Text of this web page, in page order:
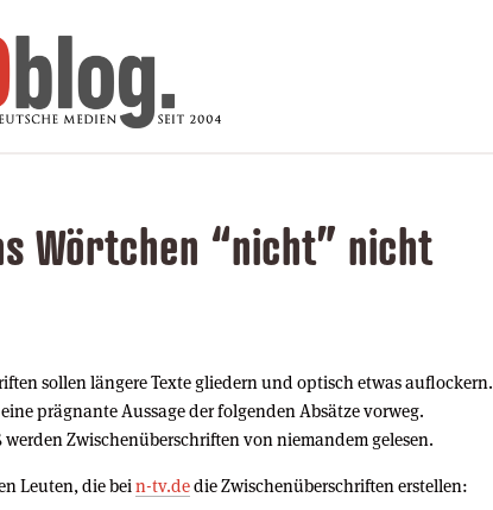
Wörtchen “nicht” nicht
sollen längere Texte gliedern und optisch etwas auflockern.
prägnante Aussage der folgenden Absätze vorweg.
Zwischenüberschriften von niemandem gelesen.
Leuten, die bei n-tv.dedie Zwischenüberschriften erstellen: